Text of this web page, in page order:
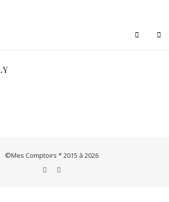
©Mes Comptoirs * 2015 à 2026